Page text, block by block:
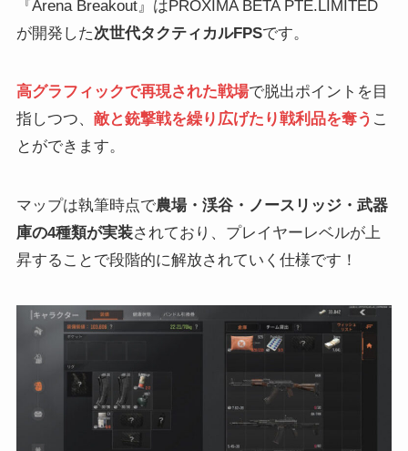
『Arena Breakout』はPROXIMA BETA PTE.LIMITED
が開発した次世代タクティカルFPSです。
高グラフィックで再現された戦場で脱出ポイントを目
指しつつ、 敵と銃撃戦を繰り広げたり戦利品を奪う こ
とができます。
マップは執筆時点で農場・渓谷・ノースリッジ・武器
庫の4種類が実装されており、プレイヤーレベルが上
昇することで段階的に解放されていく仕様です！